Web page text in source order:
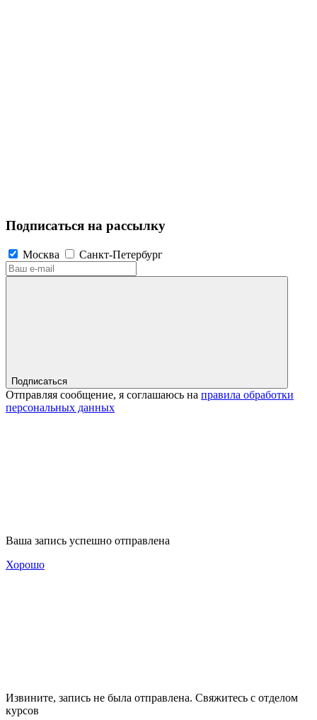
Подписаться на рассылку
Москва Санкт-Петербург
Подписаться
Отправляя сообщение, я соглашаюсь на правила обработки
персональных данных
Ваша запись успешно отправлена
Хорошо
Извините, запись не была отправлена. Свяжитесь с отделом
курсов